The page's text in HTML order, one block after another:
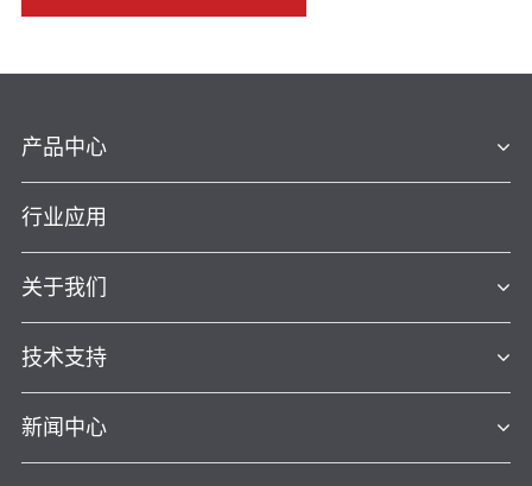
产品中心
行业应用
关于我们
技术支持
新闻中心